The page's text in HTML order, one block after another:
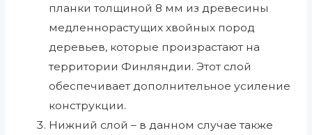
планки толщиной 8 мм из древесины
медленнорастущих хвойных пород
деревьев, которые произрастают на
территории Финляндии. Этот слой
обеспечивает дополнительное усиление
конструкции.
Нижний слой – в данном случае также